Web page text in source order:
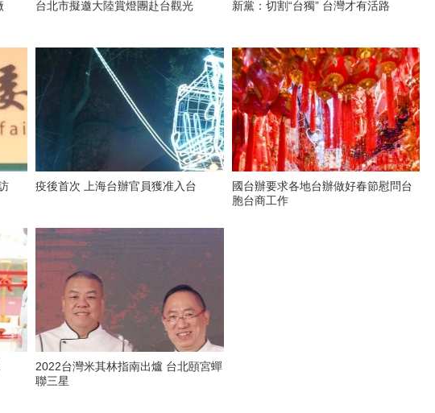
台北市擬邀大陸賞燈團赴台觀光 新黨：切割“台獨” 台灣才有活路
疫後首次 上海台辦官員獲准入台
國台辦要求各地台辦做好春節慰問台
胞台商工作
2022台灣米其林指南出爐 台北頤宮蟬
聯三星